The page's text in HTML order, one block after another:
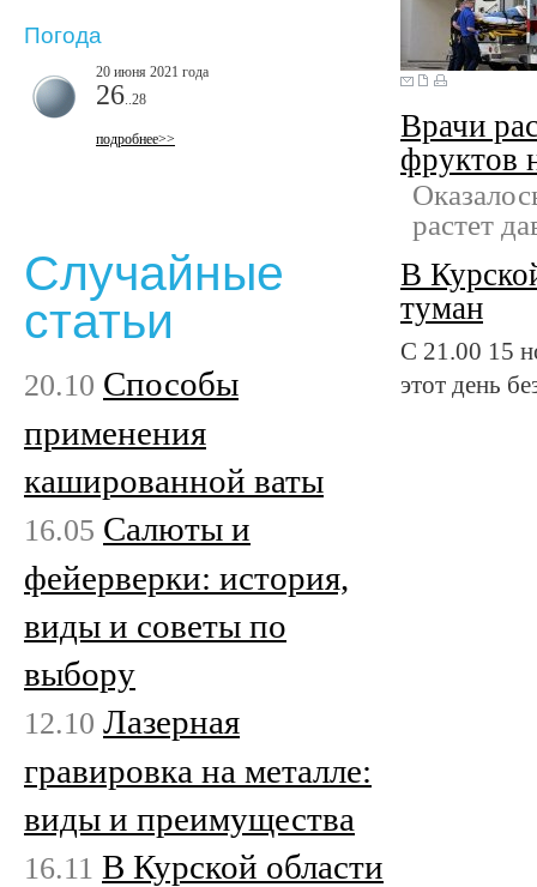
Врачи
фруктов
растет
В
туман
С 21.00 15
этот день
Погода
20 июня 2021 года
26 ..28
подробнее>>
Случайные
статьи
20.10 Способы
применения
кашированной ваты
16.05 Салюты и
фейерверки: история,
виды и советы по
выбору
12.10 Лазерная
гравировка на металле:
виды и преимущества
16.11 В Курской области